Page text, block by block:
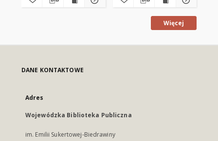
Więcej
DANE KONTAKTOWE
Adres
Wojewódzka Biblioteka Publiczna
im. Emilii Sukertowej-Biedrawiny